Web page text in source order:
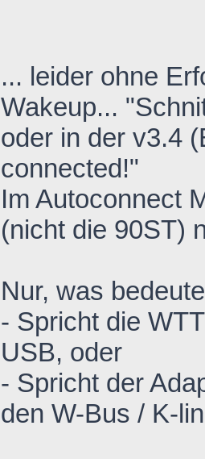
... leider ohne
Wakeup...
oder in der v3.4
connected!"
Im Autoconnect
(nicht die 90ST)
Nur, was
- Spricht die
USB, oder
- Spricht der
den W-Bus / K-